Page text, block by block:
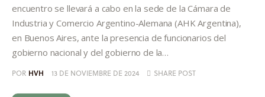
encuentro se llevará a cabo en la sede de la Cámara de
Industria y Comercio Argentino-Alemana (AHK Argentina),
en Buenos Aires, ante la presencia de funcionarios del
gobierno nacional y del gobierno de la…
POR HVH 13 DE NOVIEMBRE DE 2024 SHARE POST